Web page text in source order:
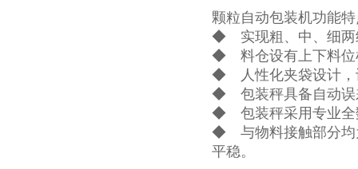
颗粒自动包装机功能
◆ 实现粗、中、细两
◆ 料仓设有上下料位
◆ 人性化夹袋设计，
◆ 包装秤具备自动误
◆ 包装秤采用专业全
◆ 与物料接触部分均
平稳。